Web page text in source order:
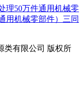
理50万件通用机械零
用机械零部件）三同
类有限公司 版权所